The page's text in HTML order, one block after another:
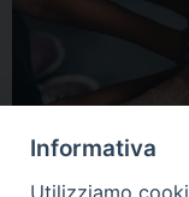
Informativa